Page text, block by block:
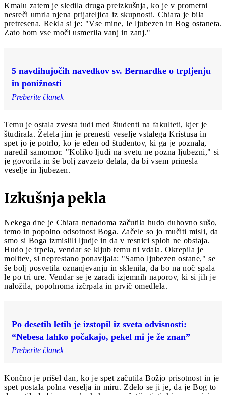
Kmalu zatem je sledila druga preizkušnja, ko je v prometni
nesreči umrla njena prijateljica iz skupnosti. Chiara je bila
pretresena. Rekla si je: "Vse mine, le ljubezen in Bog ostaneta.
Zato bom vse moči usmerila vanj in zanj."
5 navdihujočih navedkov sv. Bernardke o trpljenju
in ponižnosti
Preberite članek
Temu je ostala zvesta tudi med študenti na fakulteti, kjer je
študirala. Želela jim je prenesti veselje vstalega Kristusa in
spet jo je potrlo, ko je eden od študentov, ki ga je poznala,
naredil samomor. "Koliko ljudi na svetu ne pozna ljubezni," si
je govorila in še bolj zavzeto delala, da bi vsem prinesla
veselje in ljubezen.
Izkušnja pekla
Nekega dne je Chiara nenadoma začutila hudo duhovno sušo,
temo in popolno odsotnost Boga. Začele so jo mučiti misli, da
smo si Boga izmislili ljudje in da v resnici sploh ne obstaja.
Hudo je trpela, vendar se kljub temu ni vdala. Okrepila je
molitev, si neprestano ponavljala: "Samo ljubezen ostane," se
še bolj posvetila oznanjevanju in sklenila, da bo na noč spala
le po tri ure. Vendar se je zaradi izjemnih naporov, ki si jih je
naložila, popolnoma izčrpala in prvič omedlela.
Po desetih letih je izstopil iz sveta odvisnosti:
“Nebesa lahko počakajo, pekel mi je že znan”
Preberite članek
Končno je prišel dan, ko je spet začutila Božjo prisotnost in je
spet postala polna veselja in miru. Zdelo se ji je, da je Bog to